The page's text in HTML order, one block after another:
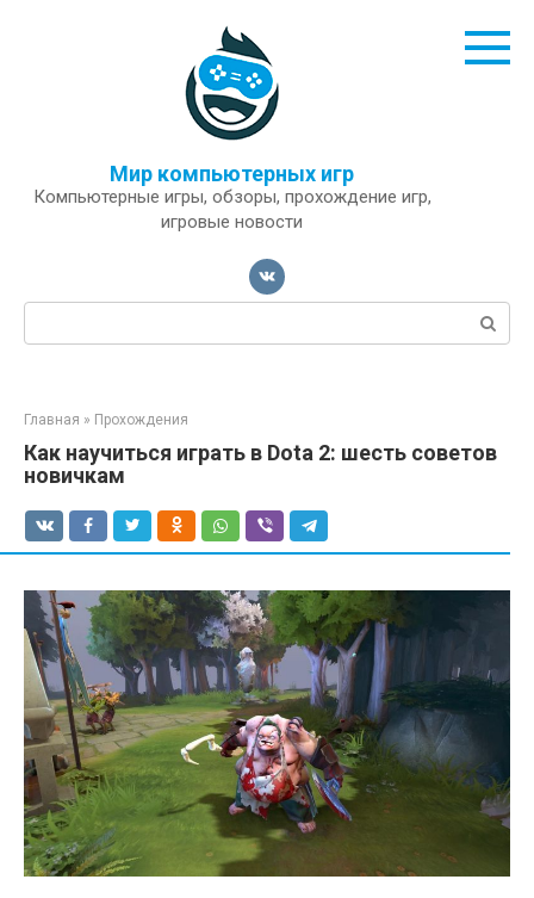
Мир компьютерных игр
Компьютерные игры, обзоры, прохождение игр,
игровые новости
Поиск:
Главная » Прохождения
Как научиться играть в Dota 2: шесть советов
новичкам